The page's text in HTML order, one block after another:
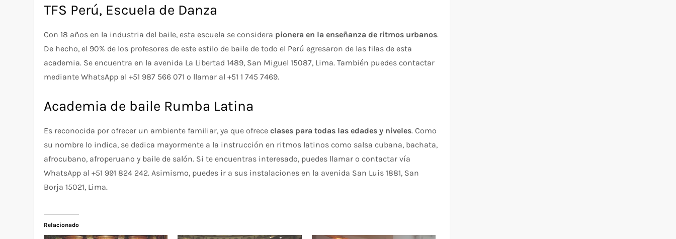
TFS Perú, Escuela de Danza
Con 18 años en la industria del baile, esta escuela se considera pionera en la enseñanza de ritmos urbanos.
De hecho, el 90% de los profesores de este estilo de baile de todo el Perú egresaron de las filas de esta
academia. Se encuentra en la avenida La Libertad 1489, San Miguel 15087, Lima. También puedes contactar
mediante WhatsApp al +51 987 566 071 o llamar al +51 1 745 7469.
Academia de baile Rumba Latina
Es reconocida por ofrecer un ambiente familiar, ya que ofrececlases para todas las edades y niveles. Como
su nombre lo indica, se dedica mayormente a la instrucción en ritmos latinos como salsa cubana, bachata,
afrocubano, afroperuano y baile de salón. Si te encuentras interesado, puedes llamar o contactar vía
WhatsApp al +51 991 824 242. Asimismo, puedes ir a sus instalaciones en la avenida San Luis 1881, San
Borja 15021, Lima.
Relacionado